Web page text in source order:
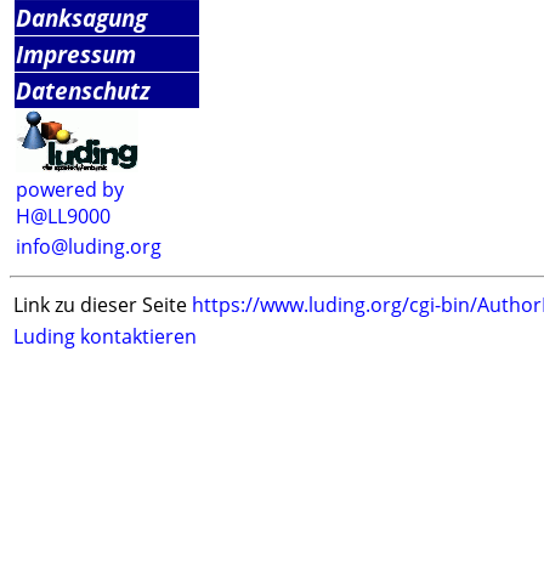
Danksagung
Impressum
Datenschutz
powered by
H@LL9000
info@luding.org
Link zu dieser Seite https://www.luding.org/cgi-bin/
Luding kontaktieren